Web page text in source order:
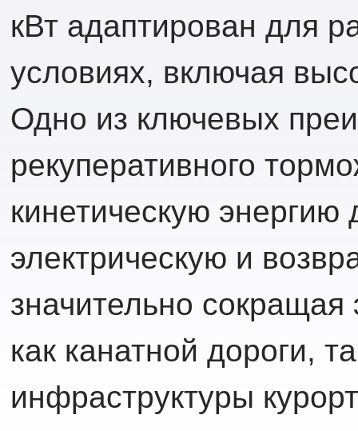
кВт адаптирован для
условиях, включая
Одно из ключевых
рекуперативного
кинетическую
электрическую и
значительно
как канатной дороги,
инфраструктуры